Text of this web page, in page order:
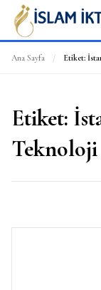
Ana Sayfa / Etiket:
Etiket:
Teknoloji